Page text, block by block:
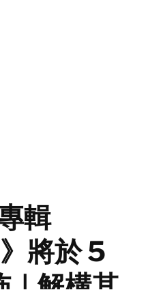
輯
將於 5
｜解構其